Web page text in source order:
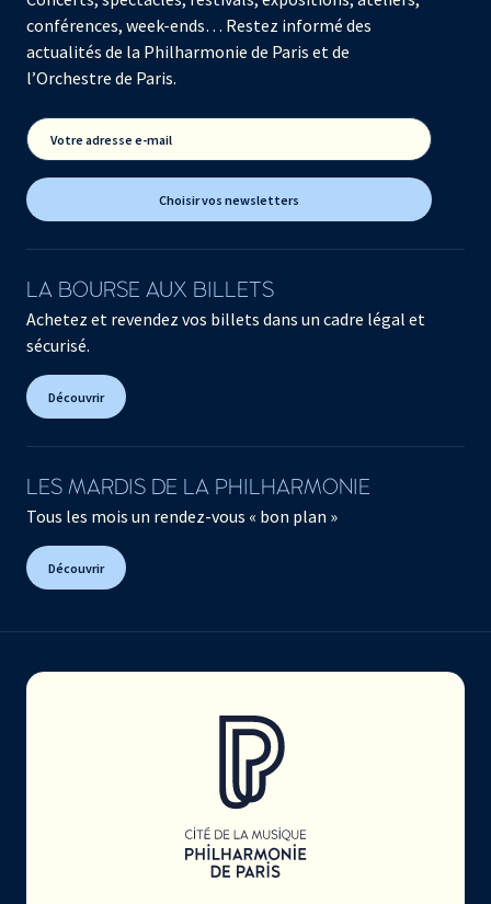
conférences, week-ends… Restez informé des
actualités de la Philharmonie de Paris et de
l’Orchestre de Paris.
Votre adresse e-mail
Choisir vos newsletters
LA BOURSE AUX BILLETS
Achetez et revendez vos billets dans un cadre légal et
sécurisé.
Découvrir
LES MARDIS DE LA PHILHARMONIE
Tous les mois un rendez-vous « bon plan »
Découvrir